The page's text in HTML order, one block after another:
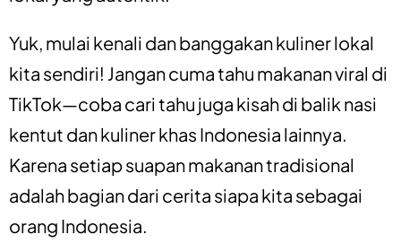
Yuk, mulai kenali dan banggakan kuliner lokal
kita sendiri! Jangan cuma tahu makanan viral di
TikTok—coba cari tahu juga kisah di balik nasi
kentut dan kuliner khas Indonesia lainnya.
Karena setiap suapan makanan tradisional
adalah bagian dari cerita siapa kita sebagai
orang Indonesia.